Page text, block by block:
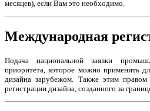
месяцев), если Вам это необходимо.
Международная
Подача национальной заявки
приоритета, которое можно применить
дизайна зарубежом. Также этим правом
регистрации дизайна, созданного за